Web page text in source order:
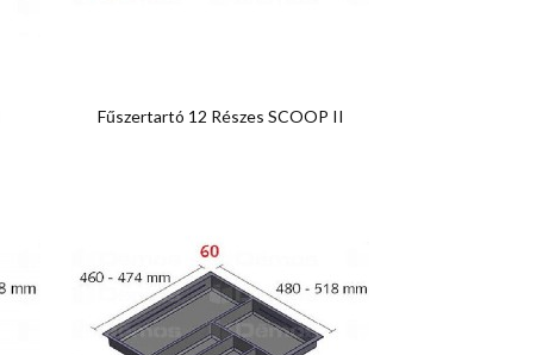
Fűszertartó 12 Részes SCOOP II
Előnézet